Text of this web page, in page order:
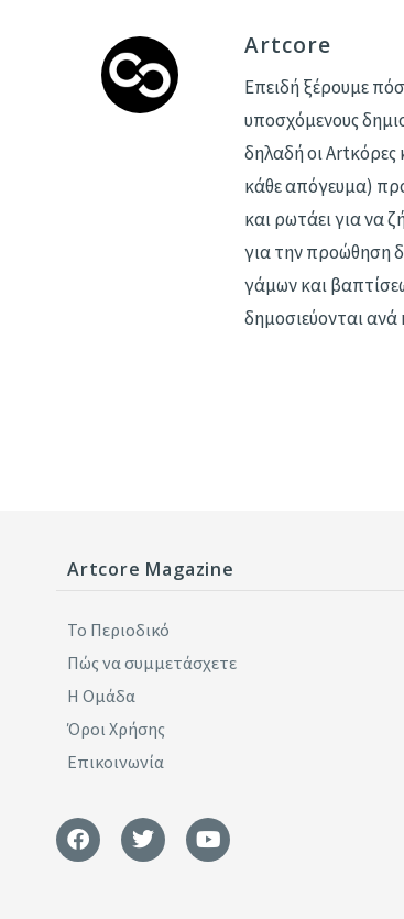
Artcore
Επειδή ξέρουμε
υποσχόμενους
δηλαδή οι Αrtκόρες
κάθε απόγευμα)
και ρωτάει για να
για την προώθηση
γάμων και
δημοσιεύονται ανά
Artcore Magazine
Το Περιοδικό
Πώς να συμμετάσχετε
Η Ομάδα
Όροι Χρήσης
Επικοινωνία